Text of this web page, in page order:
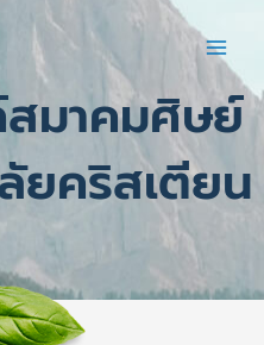
มาคมศิษย์
ยคริสเตียน